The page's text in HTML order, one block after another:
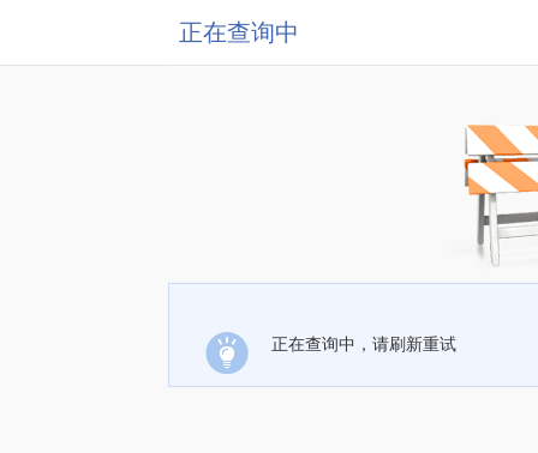
正在查询中
正在查询中，请刷新重试